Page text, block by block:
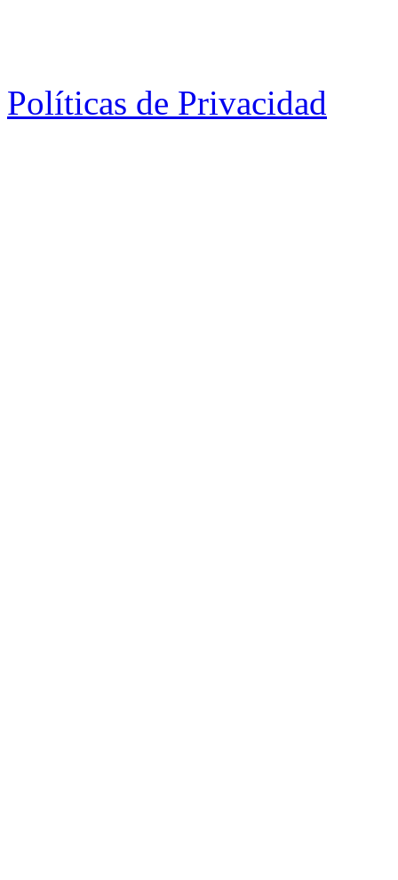
Políticas de Privacidad